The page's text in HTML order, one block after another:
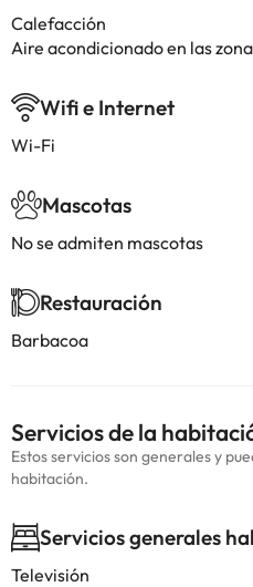
Calefacción
Aire acondicionado en las
Wifi e Internet
Wi-Fi
Mascotas
No se admiten mascotas
Restauración
Barbacoa
Servicios de la
Estos servicios son generales y
habitación.
Servicios generales
Televisión